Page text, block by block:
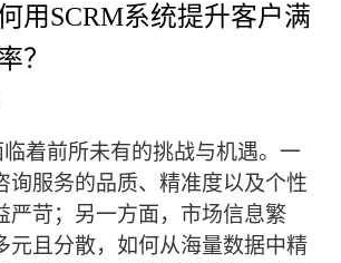
用SCRM系统提升客户满
？
着前所未有的挑战与机遇。一
询服务的品质、精准度以及个性
严苛；另一方面，市场信息繁
元且分散，如何从海量数据中精